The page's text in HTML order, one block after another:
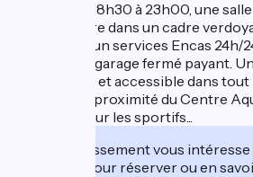
les soirs de 18h30 à 23h00, une
bord de l’Eure dans un cadre
un bar avec un services Encas 24h/
un lavoir, un garage fermé payant.
est proposé et accessible dans
situé, par sa proximité du Centre
d’un parc pour les sportifs...
Cet établissement vous
leur site pour réserver ou en